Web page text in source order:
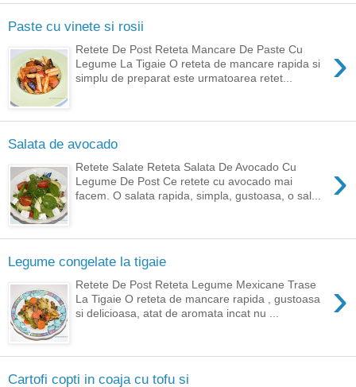
Paste cu vinete si rosii
›
Retete De Post Reteta Mancare De Paste Cu
Legume La Tigaie O reteta de mancare rapida si
simplu de preparat este urmatoarea retet...
Salata de avocado
›
Retete Salate Reteta Salata De Avocado Cu
Legume De Post Ce retete cu avocado mai
facem. O salata rapida, simpla, gustoasa, o sal...
Legume congelate la tigaie
›
Retete De Post Reteta Legume Mexicane Trase
La Tigaie O reteta de mancare rapida , gustoasa
si delicioasa, atat de aromata incat nu ...
Cartofi copti in coaja cu tofu si